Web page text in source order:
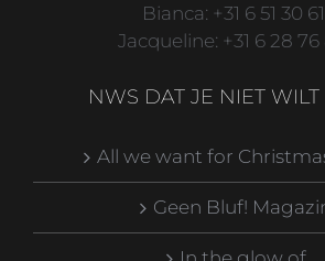
Bianca: +31 6 51 30
Jacqueline: +31 6 28
NWS DAT JE NIET WILT
All we want for
Geen Bluf!